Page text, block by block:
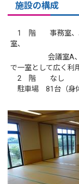
施設の構成
1 階 事務室、ふ
室、
会議室A、会議
で一室として広く利
2 階 なし
駐車場 81台（身